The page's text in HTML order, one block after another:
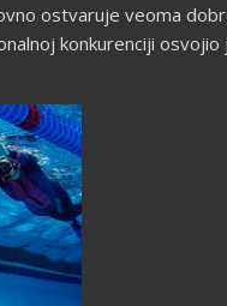
ostvaruje veoma
konkurenciji osvojio